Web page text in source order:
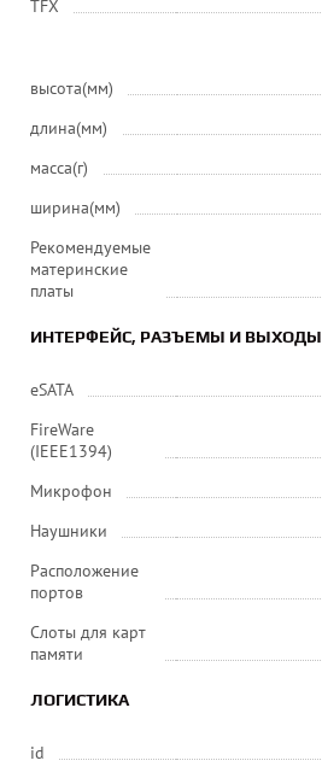
ТFХ
высота(мм)
длина(мм)
масса(г)
ширина(мм)
Рекомендуемые
материнские
платы
ИНТЕРФЕЙС, РАЗЪЕМЫ И ВЫХОДЫ
eSATA
FireWare
(IEEE1394)
Микрофон
Наушники
Расположение
портов
Слоты для карт
памяти
ЛОГИСТИКА
id